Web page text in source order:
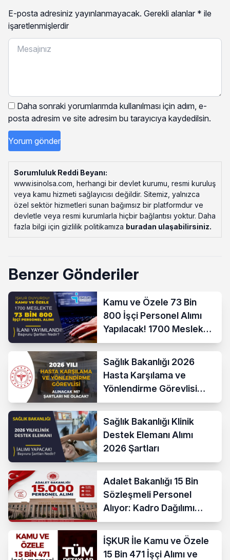
E-posta adresiniz yayınlanmayacak. Gerekli alanlar * ile
işaretlenmişlerdir
Daha sonraki yorumlarımda kullanılması için adım, e-
posta adresim ve site adresim bu tarayıcıya kaydedilsin.
Sorumluluk Reddi Beyanı:
www.isinolsa.com, herhangi bir devlet kurumu, resmi kuruluş
veya kamu hizmeti sağlayıcısı değildir. Sitemiz, yalnızca
özel sektör hizmetleri sunan bağımsız bir platformdur ve
devletle veya resmi kurumlarla hiçbir bağlantısı yoktur. Daha
fazla bilgi için gizlilik politikamıza buradan ulaşabilirsiniz.
Benzer Gönderiler
Kamu ve Özele 73 Bin
800 İşçi Personel Alımı
Yapılacak! 1700 Meslek
Listesi Yayımlandı!
Sağlık Bakanlığı 2026
Hasta Karşılama ve
Yönlendirme Görevlisi
Alımı Yapacak mı? Şartlar
Nedir?
Sağlık Bakanlığı Klinik
Destek Elemanı Alımı
2026 Şartları
Adalet Bakanlığı 15 Bin
Sözleşmeli Personel
Alıyor: Kadro Dağılımı
Açıklandı
İŞKUR İle Kamu ve Özele
15 Bin 471 İşçi Alımı ve